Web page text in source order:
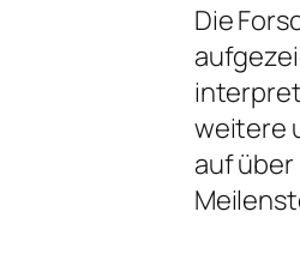
Die
weitere
auf